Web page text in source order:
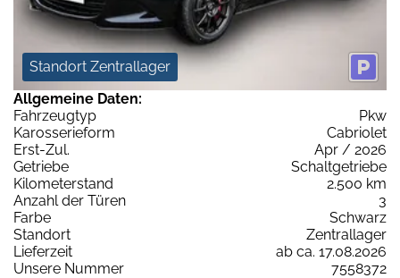
Standort Zentrallager
Allgemeine Daten:
Fahrzeugtyp
Pkw
Karosserieform
Cabriolet
Erst-Zul.
Apr / 2026
Getriebe
Schaltgetriebe
Kilometerstand
2.500 km
Anzahl der Türen
3
Farbe
Schwarz
Standort
Zentrallager
Lieferzeit
ab ca. 17.08.2026
Unsere Nummer
7558372